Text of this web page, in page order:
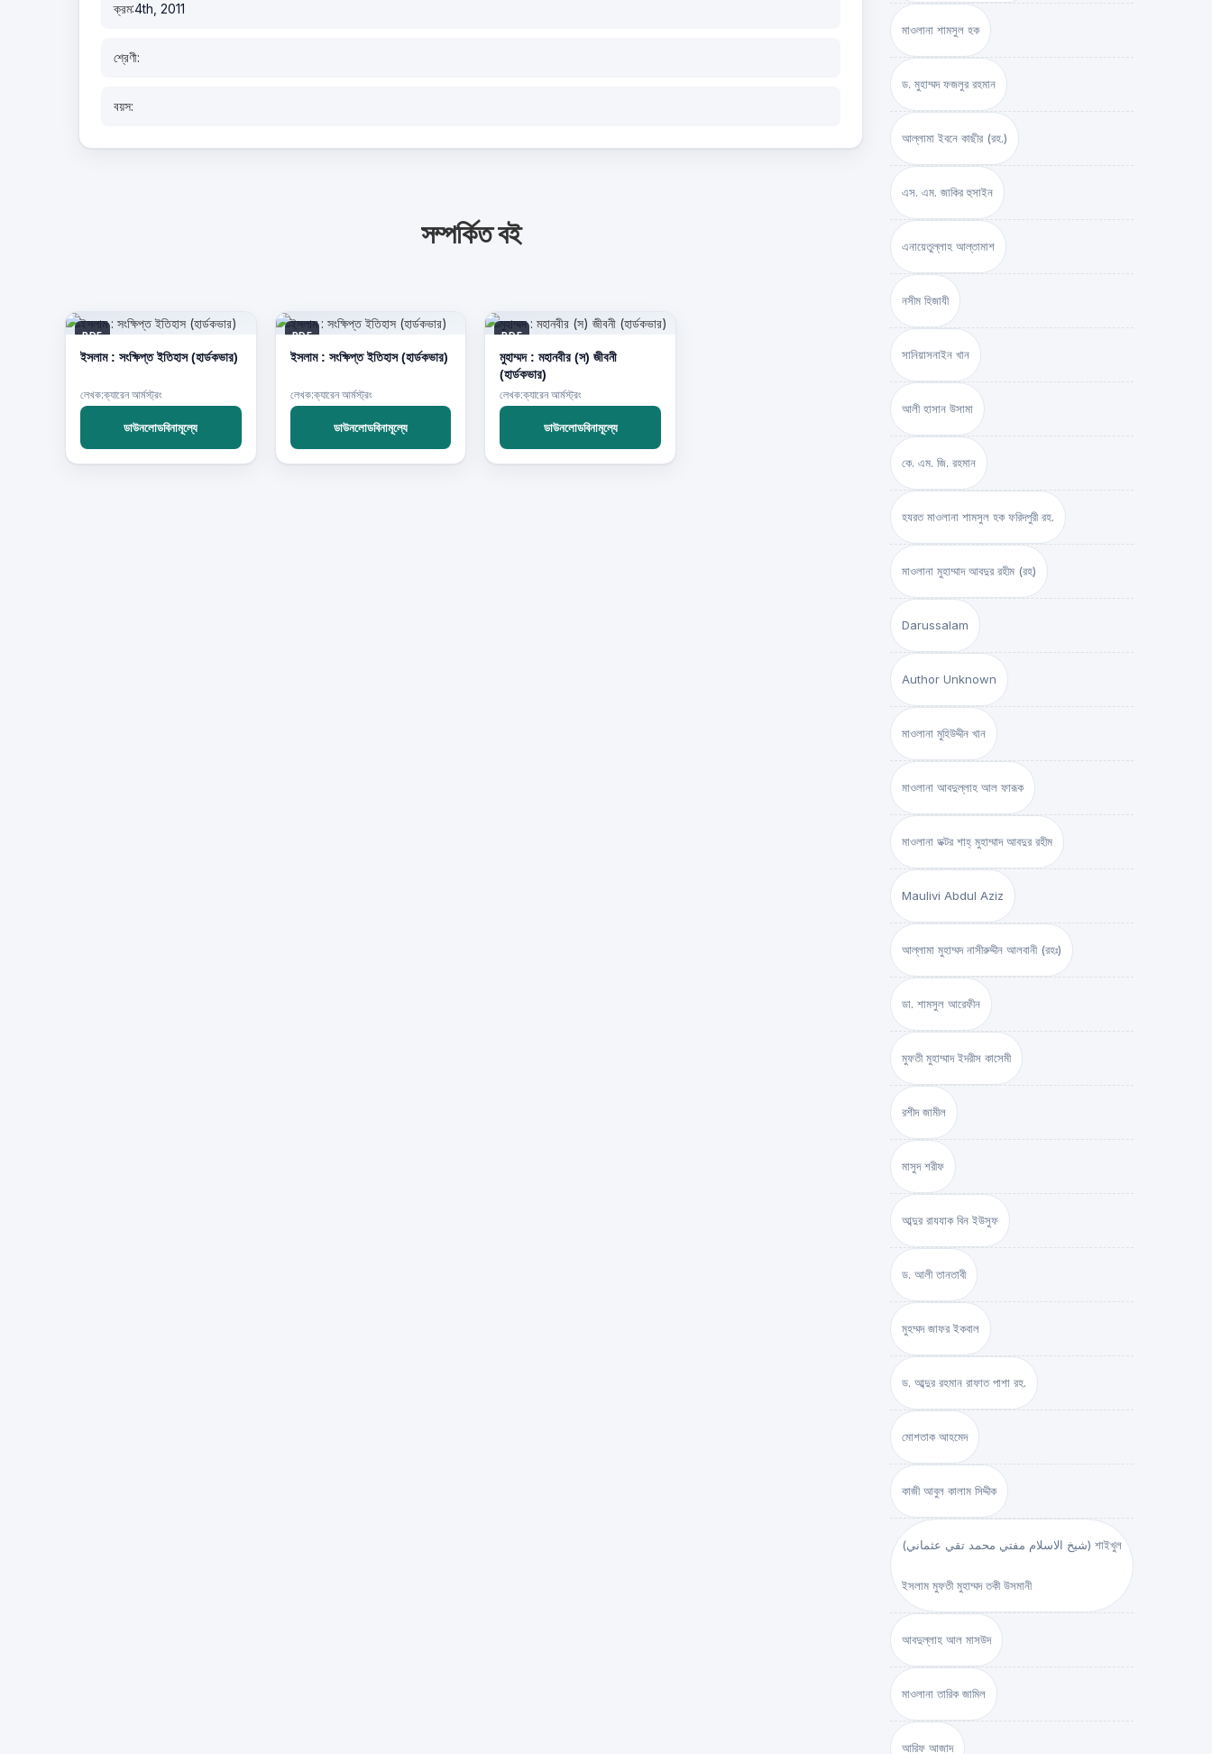
ক্রম:4th, 2011
শ্রেণী:
বয়স:
সম্পর্কিত বই
PDF
ইসলাম : সংক্ষিপ্ত ইতিহাস (হার্ডকভার)
লেখক:ক্যারেন আর্মস্ট্রং
ডাউনলোডবিনামূল্যে
PDF
ইসলাম : সংক্ষিপ্ত ইতিহাস (হার্ডকভার)
লেখক:ক্যারেন আর্মস্ট্রং
ডাউনলোডবিনামূল্যে
PDF
মুহাম্মদ : মহানবীর (স) জীবনী
(হার্ডকভার)
লেখক:ক্যারেন আর্মস্ট্রং
ডাউনলোডবিনামূল্যে
মাওলানা শামসুল হক
ড. মুহাম্মদ ফজলুর রহমান
আল্লামা ইবনে কাছীর (রহ.)
এস. এম. জাকির হুসাইন
এনায়েতুল্লাহ আল্‌তামাশ
নসীম হিজাযী
সানিয়াসনাইন খান
আলী হাসান উসামা
কে. এম. জি. রহমান
হযরত মাওলানা শামসুল হক ফরিদপুরী রহ.
মাওলানা মুহাম্মাদ আবদুর রহীম (রহ)
Darussalam
Author Unknown
মাওলানা মুহিউদ্দীন খান
মাওলানা আবদুল্লাহ আল ফারূক
মাওলানা ডক্টর শাহ্‌ মুহাম্মাদ আবদুর রহীম
Maulivi Abdul Aziz
আল্লামা মুহাম্মদ নাসীরুদ্দীন আলবানী (রহঃ)
ডা. শামসুল আরেফীন
মুফতী মুহাম্মাদ ইদরীস কাসেমী
রশীদ জামীল
মাসুদ শরীফ
আব্দুর রাযযাক বিন ইউসুফ
ড. আলী তানতাবী
মুহম্মদ জাফর ইকবাল
ড. আব্দুর রহমান রাফাত পাশা রহ.
মোশতাক আহমেদ
কাজী আবুল কালাম সিদ্দীক
(شيخ الاسلام مفتي محمد تقي عثماني) শাইখুল
ইসলাম মুফতী মুহাম্মদ তকী উসমানী
আবদুল্লাহ আল মাসউদ
মাওলানা তারিক জামিল
আরিফ আজাদ